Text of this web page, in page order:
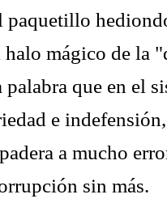
paquetillo
mágico de la
que en el
e
a mucho
sin más.